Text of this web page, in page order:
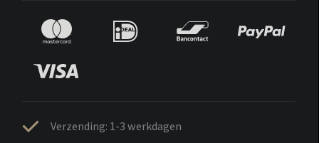
Verzending: 1-3 werkdagen